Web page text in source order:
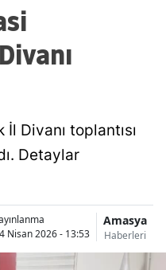
Divanı toplantısı
Detaylar
Nisan 2026 - 13:53
Amasya
Haberleri